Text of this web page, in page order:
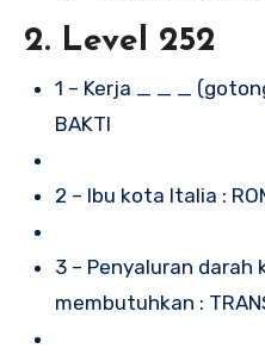
2. Level 252
1 – Kerja _ _ _
BAKTI
2 – Ibu kota Italia :
3 – Penyaluran darah
membutuhkan :